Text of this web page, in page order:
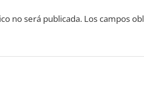
no será publicada. Los campos